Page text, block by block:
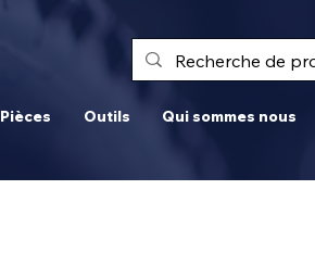
Pièces Outils Qui sommes nous